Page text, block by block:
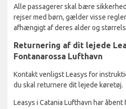
Alle passagerer skal bære
rejser med børn, gælder visse
afhængigt af deres alder og
Returnering af dit lejede
Fontanarossa Lufthavn
Kontakt venligst Leasys for
du skal returnere dit lejede køretøj.
Leasys i Catania Lufthavn har